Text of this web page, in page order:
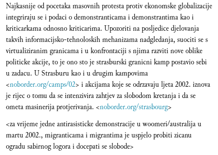
Najkasnije od pocetaka masovnih protesta protiv ekonomske globalizacije
integriraju se i podaci o demonstranticama i demonstrantima kao i
kriticarkama odnosno kriticarima. Upozoriti na posljedice djelovanja
takvih informacijsko-tehnoloskih mehanizama nadgledanja, suociti se s
virtualiziranim granicama i u konfrontaciji s njima razviti nove oblike
politicke akcije, to je ono sto je strasburski granicni kamp postavio sebi
u zadacu. U Strasburu kao i u drugim kampovima
<noborder.org/camps/02> i akcijama koje se odrzavaju ljeta 2002. iznova
je rijec o tomu da se intenzivira zahtjev za slobodom kretanja i da se
ometa masinerija protjerivanja. <noborder.org/strasbourg>
<za vrijeme jedne antirasisticke demonstracije u woomeri/australija u
martu 2002., migranticama i migrantima je uspjelo probiti zicanu
ogradu sabirnog logora i docepati se slobode>